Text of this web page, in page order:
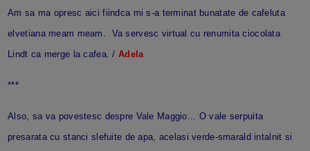
Am sa ma opresc aici fiindca mi s-a terminat bunatate de cafeluta
elvetiana meam meam. Va servesc virtual cu renumita ciocolata
Lindt ca merge la cafea. / Adela
***
Also, sa va povestesc despre Vale Maggio... O vale serpuita
presarata cu stanci slefuite de apa, acelasi verde-smarald intalnit si